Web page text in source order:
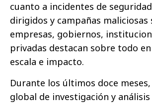
cuanto a incidentes de
dirigidos y campañas maliciosas
empresas, gobiernos,
privadas destacan sobre todo
escala e impacto.
Durante los últimos doce
global de investigación y